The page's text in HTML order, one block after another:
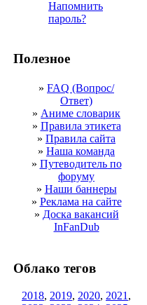
Напомнить
пароль?
Полезное
» FAQ (Вопрос/
Ответ)
» Аниме словарик
» Правила этикета
» Правила сайта
» Наша команда
» Путеводитель по
форуму
» Наши баннеры
» Реклама на сайте
» Доска вакансий
InFanDub
Облако тегов
2018, 2019, 2020, 2021 ,